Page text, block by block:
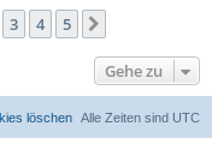
3 4 5
Gehe zu
Alle Zeiten sind UTC
löschen